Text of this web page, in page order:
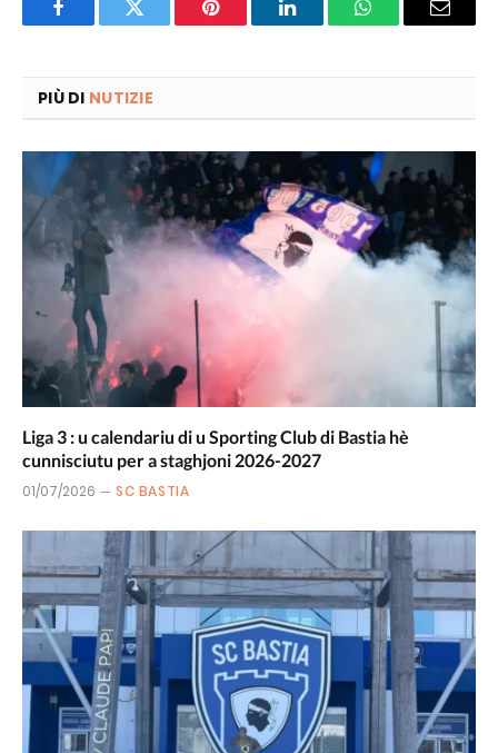
FacebookTwitter Pinterest LinkedInWhatsAppEmail
PIÙ DI NUTIZIE
Liga 3 : u calendariu di u Sporting Club di Bastia hè
cunnisciutu per a staghjoni 2026-2027
01/07/2026 SC BASTIA